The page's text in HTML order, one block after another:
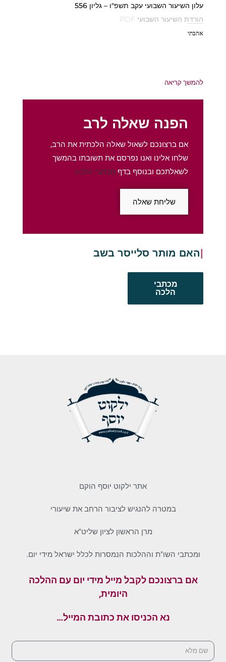
עלון השיעור השבועי עקב תשפ"ו – גליון 556
הורדת השיעור השבועי PDF
אהבתי
להמשך קריאה
הפנה שאלה לרב
אם ברצונכם לשאול שאלה הלכתית את הרב,
שלחו אלינו ואנו נפרסם את תשובתו בהמשך
לשאלתכם ובנוסף בדף מכתבי הלכה
שליחת שאלה
האם מותר סלייסר בשבת
מכתבי
הלכה
אתר ילקוט יוסף הוקם
במטרה להנגיש לציבור הרחב את שיעורי
מרן הראשון לציון שליט"א
ומכתבי השו"ת וההלכות הנמסרות לכלל ישראל מידי יום.
אם ברצונכם לקבל מייל מידי יום עם ההלכה
היומית,
נא הכניסו את כתובת המייל…